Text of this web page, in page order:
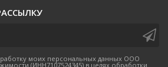
моих персональных данных ООО
(ИНН7107524345) в целях обработки